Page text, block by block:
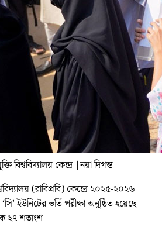
বিশ্ববিদ্যালয় কেন্দ্র |নয়া দিগন্ত
(রাবিপ্রবি) কেন্দ্রে ২০২৫-২০২৬
ইউনিটের ভর্তি পরীক্ষা অনুষ্ঠিত হয়েছে।
২৭ শতাংশ।